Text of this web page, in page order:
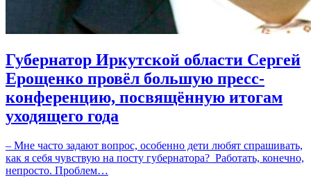
Губернатор Иркутской области Сергей
Ерощенко провёл большую пресс-
конференцию, посвящённую итогам
уходящего года
– Мне часто задают вопрос, особенно дети любят спрашивать,
как я себя чувствую на посту губернатора? Работать, конечно,
непросто. Проблем…